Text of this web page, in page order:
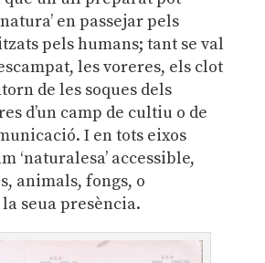
en passejar pels
pels humans; tant se val
les voreres, els clot
de les soques dels
d’un camp de cultiu o de
I en tots eixos
‘naturalesa’ accessible,
animals, fongs, o
seua presència.